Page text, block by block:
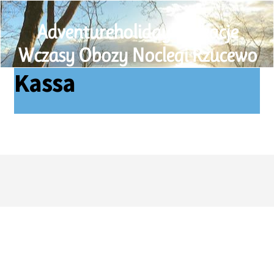
Adventureholiday Wakacje
Wczasy Obozy Noclegi Rzucewo
Kassa